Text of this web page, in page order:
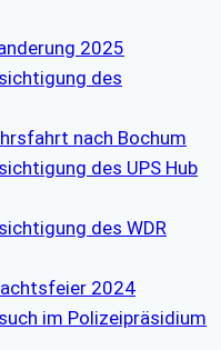
2025
des
nach Bochum
des UPS Hub
des WDR
2024
im Polizeipräsidium